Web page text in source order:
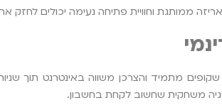
ממותגת וחוויית פתיחה נעימה יכולים
שקופים מתמיד והצרכן משווה באינטרנט
משחקית שחשוב לקחת בחשבון.